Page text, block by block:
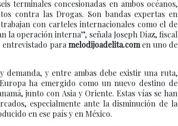
terminales concesionadas en ambos océanos,
contra las Drogas. Son bandas expertas en
con carteles internacionales como el de
la operación interna”, señala Joseph Díaz, fiscal
entrevistado paramelodijoadelita.comen uno de
y entre ambas debe existir una ruta,
ha emergido como un nuevo destino de
junto con Asia y Oriente. Estas vías se han
especialmente ante la disminución de la
en ese país y en México.